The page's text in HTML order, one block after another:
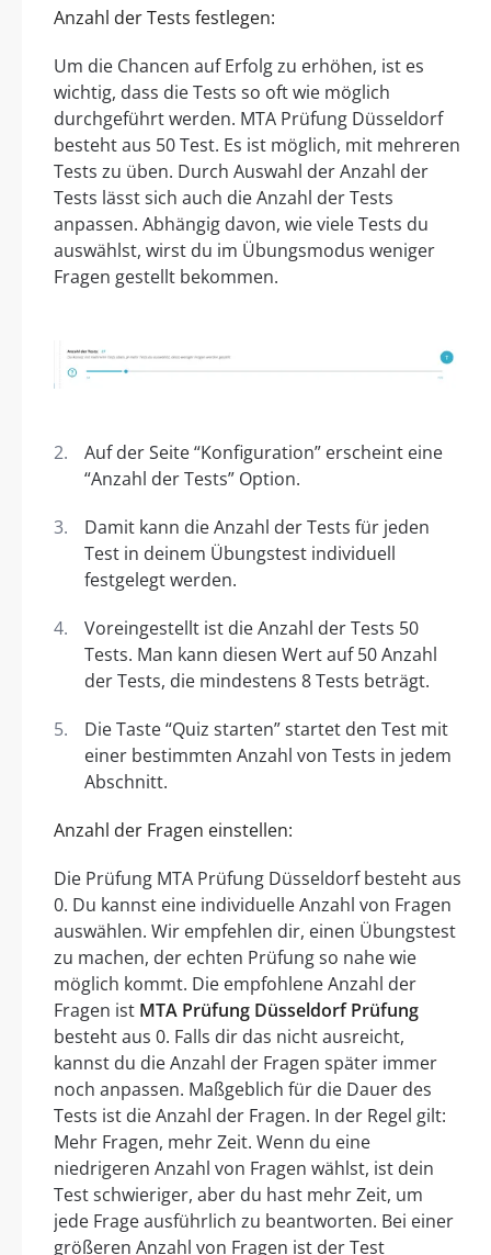
Anzahl der Tests festlegen:
Um die Chancen auf Erfolg zu erhöhen, ist es
wichtig, dass die Tests so oft wie möglich
durchgeführt werden. MTA Prüfung Düsseldorf
besteht aus 50 Test. Es ist möglich, mit mehreren
Tests zu üben. Durch Auswahl der Anzahl der
Tests lässt sich auch die Anzahl der Tests
anpassen. Abhängig davon, wie viele Tests du
auswählst, wirst du im Übungsmodus weniger
Fragen gestellt bekommen.
Auf der Seite “Konfiguration” erscheint eine
“Anzahl der Tests” Option.
Damit kann die Anzahl der Tests für jeden
Test in deinem Übungstest individuell
festgelegt werden.
Voreingestellt ist die Anzahl der Tests 50
Tests. Man kann diesen Wert auf 50 Anzahl
der Tests, die mindestens 8 Tests beträgt.
Die Taste “Quiz starten” startet den Test mit
einer bestimmten Anzahl von Tests in jedem
Abschnitt.
Anzahl der Fragen einstellen:
Die Prüfung MTA Prüfung Düsseldorf besteht aus
0. Du kannst eine individuelle Anzahl von Fragen
auswählen. Wir empfehlen dir, einen Übungstest
zu machen, der echten Prüfung so nahe wie
möglich kommt. Die empfohlene Anzahl der
Fragen ist MTA Prüfung Düsseldorf Prüfung
besteht aus 0. Falls dir das nicht ausreicht,
kannst du die Anzahl der Fragen später immer
noch anpassen. Maßgeblich für die Dauer des
Tests ist die Anzahl der Fragen. In der Regel gilt:
Mehr Fragen, mehr Zeit. Wenn du eine
niedrigeren Anzahl von Fragen wählst, ist dein
Test schwieriger, aber du hast mehr Zeit, um
jede Frage ausführlich zu beantworten. Bei einer
größeren Anzahl von Fragen ist der Test